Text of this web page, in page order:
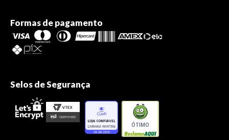
Formas de pagamento
Selos de Segurança
ÓTIMO